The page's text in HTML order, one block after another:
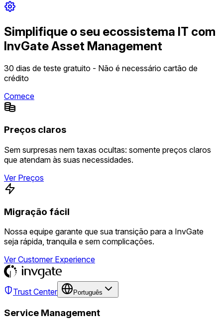
Simplifique o seu ecossistema IT com
InvGate Asset Management
30 dias de teste gratuito - Não é necessário cartão de
crédito
Comece
Preços claros
Sem surpresas nem taxas ocultas: somente preços claros
que atendam às suas necessidades.
Ver Preços
Migração fácil
Nossa equipe garante que sua transição para a InvGate
seja rápida, tranquila e sem complicações.
Ver Customer Experience
Trust Center Português
Service Management